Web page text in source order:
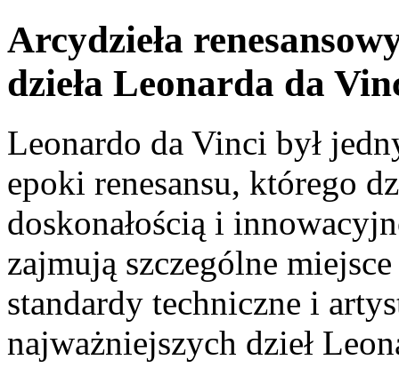
Arcydzieła
dzieła Leonarda da
Leonardo da Vinci⁤ był
epoki renesansu, którego
doskonałością i
zajmują szczególne
standardy techniczne i
najważniejszych dzieł